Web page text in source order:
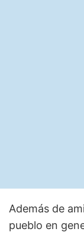
Además de
pueblo en